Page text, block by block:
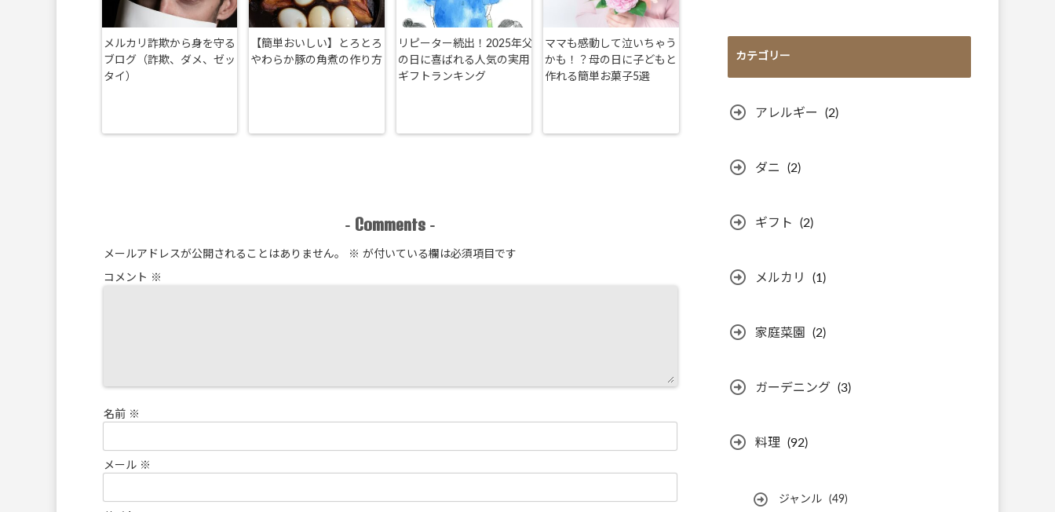
メルカリ詐欺から身を守る
ブログ（詐欺、ダメ、ゼッ
タイ）
【簡単おいしい】とろとろ
やわらか豚の角煮の作り方
リピーター続出！2025年父
の日に喜ばれる人気の実用
ギフトランキング
ママも感動して泣いちゃう
かも！？母の日に子どもと
作れる簡単お菓子5選
- Comments -
メールアドレスが公開されることはありません。 ※ が付いている欄は必須項目です
コメント ※
名前 ※
メール ※
カテゴリー
アレルギー (2)
ダニ (2)
ギフト (2)
メルカリ (1)
家庭菜園 (2)
ガーデニング (3)
料理 (92)
ジャンル (49)